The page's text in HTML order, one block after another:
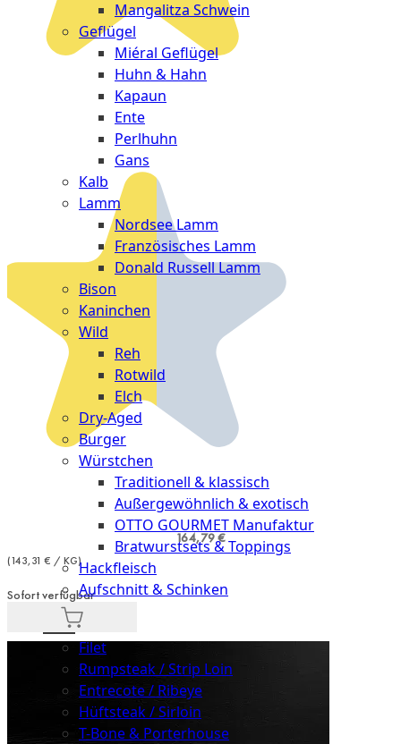
Mangalitza Schwein
Geflügel
Miéral Geflügel
Huhn & Hahn
Kapaun
Ente
Perlhuhn
Gans
Kalb
Lamm
Nordsee Lamm
Französisches Lamm
Donald Russell Lamm
Bison
Kaninchen
Wild
Reh
Rotwild
Elch
Dry-Aged
Burger
Würstchen
Traditionell & klassisch
Außergewöhnlich & exotisch
OTTO GOURMET Manufaktur
Bratwurstsets & Toppings
Hackfleisch
Aufschnitt & Schinken
Cuts
Filet
Rumpsteak / Strip Loin
Entrecote / Ribeye
Hüftsteak / Sirloin
T-Bone & Porterhouse
164,79 €
(143,31 € / KG)
Sofort verfügbar